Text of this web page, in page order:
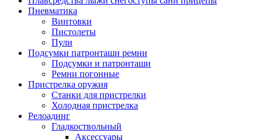
Пневматика
Винтовки
Пистолеты
Пули
Подсумки патронташи ремни
Подсумки и патронташи
Ремни погонные
Пристрелка оружия
Станки для пристрелки
Холодная пристрелка
Релоадинг
Гладкоствольный
Аксессуары